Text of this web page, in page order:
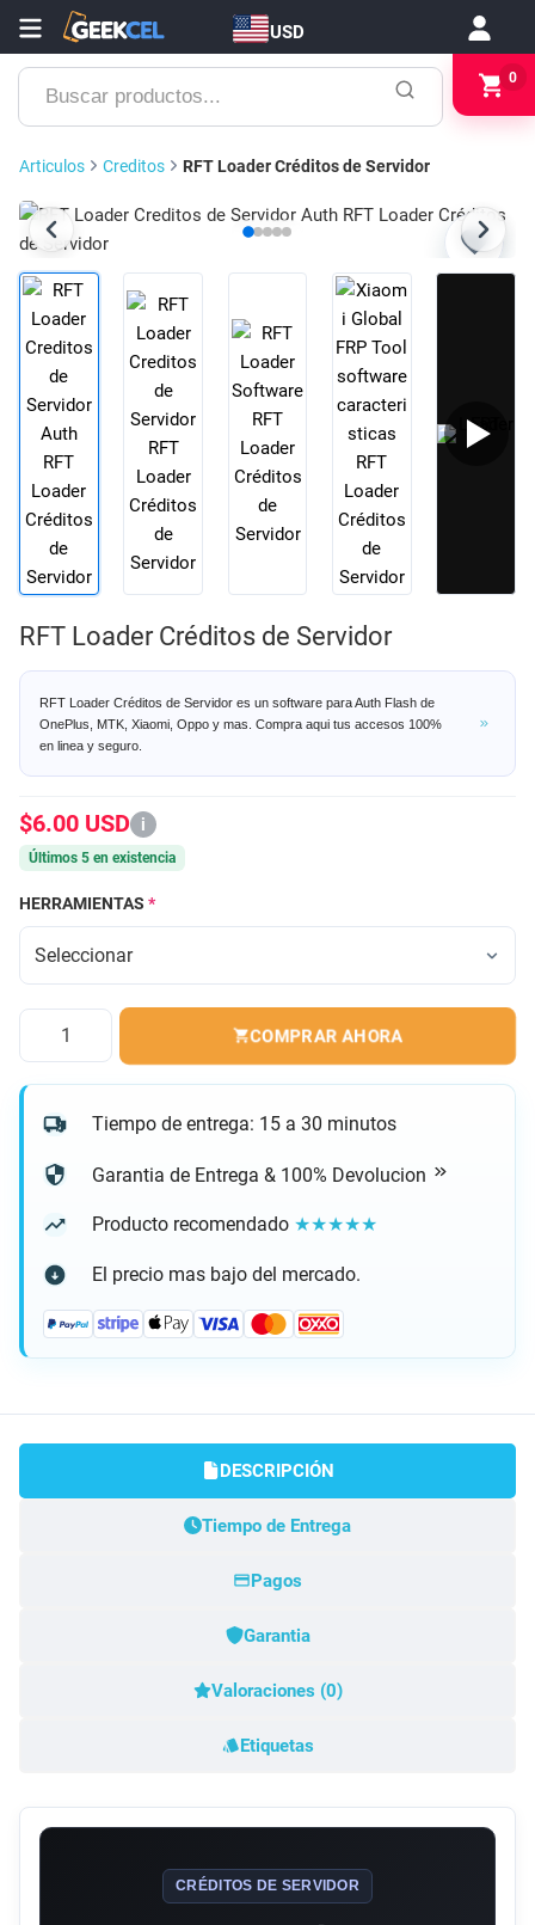
USD
Buscar
productos...
0
Articulos Creditos RFT Loader Créditos de Servidor
RFT Loader Créditos de Servidor
RFT Loader Créditos de Servidor es un software para Auth Flash de
OnePlus, MTK, Xiaomi, Oppo y mas. Compra aqui tus accesos 100%
en linea y seguro.
$6.00 USD i
Últimos 5 en existencia
HERRAMIENTAS *
Cantidad
COMPRAR AHORA
Tiempo de entrega: 15 a 30 minutos
Garantia de Entrega & 100% Devolucion
Producto recomendado ★★★★★
El precio mas bajo del mercado.
DESCRIPCIÓN
Tiempo de Entrega
Pagos
Garantia
Valoraciones (0)
Etiquetas
CRÉDITOS DE SERVIDOR